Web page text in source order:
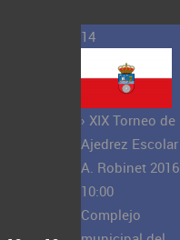
14
› XIX Torneo de
Ajedrez Escolar
A. Robinet 2016
10:00
Complejo